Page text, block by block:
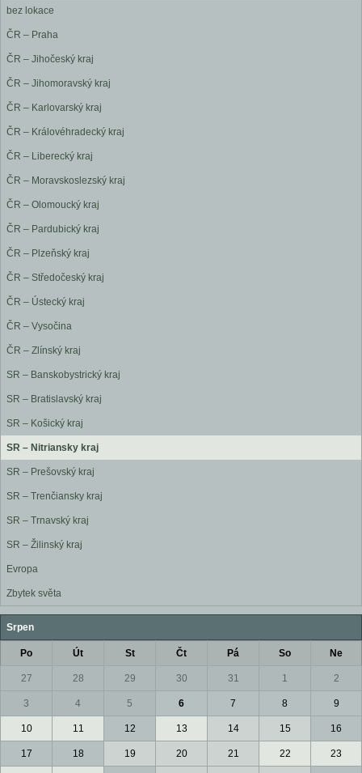
bez lokace
ČR – Praha
ČR – Jihočeský kraj
ČR – Jihomoravský kraj
ČR – Karlovarský kraj
ČR – Královéhradecký kraj
ČR – Liberecký kraj
ČR – Moravskoslezský kraj
ČR – Olomoucký kraj
ČR – Pardubický kraj
ČR – Plzeňský kraj
ČR – Středočeský kraj
ČR – Ústecký kraj
ČR – Vysočina
ČR – Zlínský kraj
SR – Banskobystrický kraj
SR – Bratislavský kraj
SR – Košický kraj
SR – Nitriansky kraj
SR – Prešovský kraj
SR – Trenčiansky kraj
SR – Trnavský kraj
SR – Žilinský kraj
Evropa
Zbytek světa
Srpen
Po Út St Čt Pá So Ne
27 28 29 30 31 1 2
3 4 5 6 7 8 9
10 11 12 13 14 15 16
17 18 19 20 21 22 23